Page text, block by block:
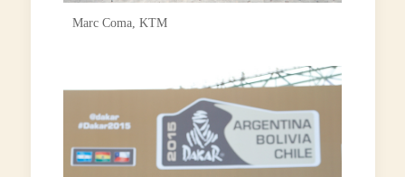
Marc Coma, KTM